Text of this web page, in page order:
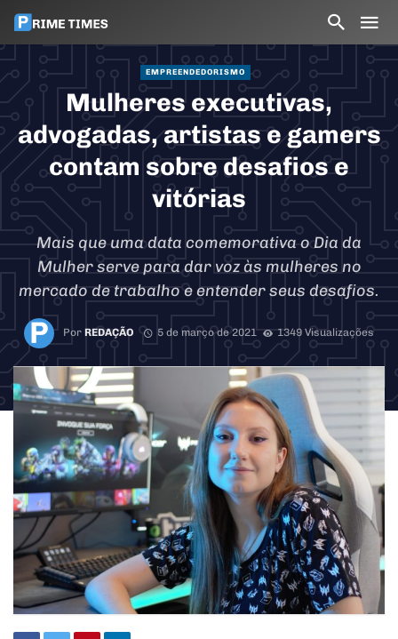
EMPREENDEDORISMO
Mulheres executivas,
advogadas, artistas e gamers
contam sobre desafios e
vitórias
Mais que uma data comemorativa o Dia da
Mulher serve para dar voz às mulheres no
mercado de trabalho e entender seus desafios.
PorREDAÇÃO 5 de março de 2021 1349 Visualizações